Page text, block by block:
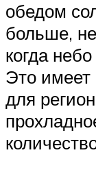
обедом
больше,
когда
Это имеет
для